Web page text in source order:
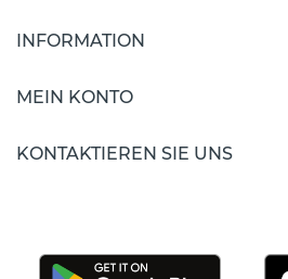
INFORMATION
MEIN KONTO
KONTAKTIEREN SIE UNS